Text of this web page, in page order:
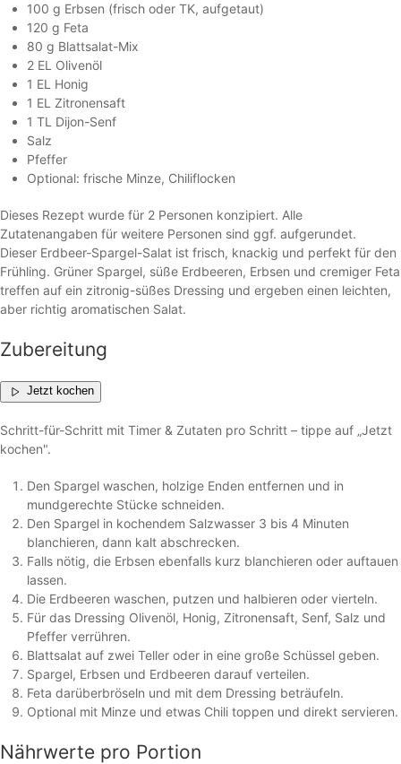
100 g Erbsen (frisch oder TK, aufgetaut)
120 g Feta
80 g Blattsalat-Mix
2 EL Olivenöl
1 EL Honig
1 EL Zitronensaft
1 TL Dijon-Senf
Salz
Pfeffer
Optional: frische Minze, Chiliflocken
Dieses Rezept wurde für 2 Personen konzipiert. Alle
Zutatenangaben für weitere Personen sind ggf. aufgerundet.
Dieser Erdbeer-Spargel-Salat ist frisch, knackig und perfekt für den
Frühling. Grüner Spargel, süße Erdbeeren, Erbsen und cremiger Feta
treffen auf ein zitronig-süßes Dressing und ergeben einen leichten,
aber richtig aromatischen Salat.
Zubereitung
Jetzt kochen
Schritt-für-Schritt mit Timer & Zutaten pro Schritt – tippe auf „Jetzt
kochen".
Den Spargel waschen, holzige Enden entfernen und in
mundgerechte Stücke schneiden.
Den Spargel in kochendem Salzwasser 3 bis 4 Minuten
blanchieren, dann kalt abschrecken.
Falls nötig, die Erbsen ebenfalls kurz blanchieren oder auftauen
lassen.
Die Erdbeeren waschen, putzen und halbieren oder vierteln.
Für das Dressing Olivenöl, Honig, Zitronensaft, Senf, Salz und
Pfeffer verrühren.
Blattsalat auf zwei Teller oder in eine große Schüssel geben.
Spargel, Erbsen und Erdbeeren darauf verteilen.
Feta darüberbröseln und mit dem Dressing beträufeln.
Optional mit Minze und etwas Chili toppen und direkt servieren.
Nährwerte pro Portion